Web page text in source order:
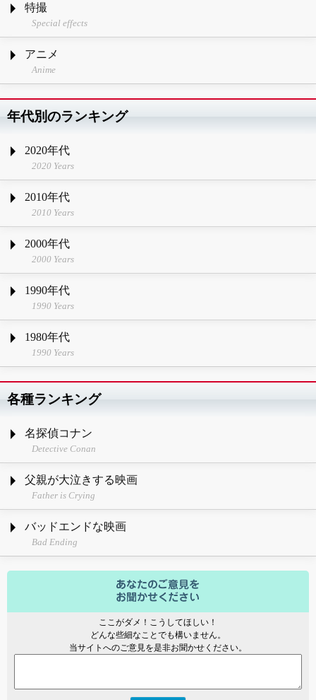
特撮
Special effects
アニメ
Anime
年代別のランキング
2020年代
2020 Years
2010年代
2010 Years
2000年代
2000 Years
1990年代
1990 Years
1980年代
1990 Years
各種ランキング
名探偵コナン
Detective Conan
父親が大泣きする映画
Father is Crying
バッドエンドな映画
Bad Ending
ここがダメ！こうしてほしい！
どんな些細なことでも構いません。
当サイトへのご意見を是非お聞かせください。